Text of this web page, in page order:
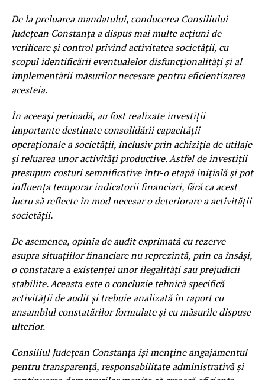
De la preluarea mandatului, conducerea Consiliului
Județean Constanța a dispus mai multe acțiuni de
verificare și control privind activitatea societății, cu
scopul identificării eventualelor disfuncționalități și al
implementării măsurilor necesare pentru eficientizarea
acesteia.
În aceeași perioadă, au fost realizate investiții
importante destinate consolidării capacității
operaționale a societății, inclusiv prin achiziția de utilaje
și reluarea unor activități productive. Astfel de investiții
presupun costuri semnificative într-o etapă inițială și pot
influența temporar indicatorii financiari, fără ca acest
lucru să reflecte în mod necesar o deteriorare a activității
societății.
De asemenea, opinia de audit exprimată cu rezerve
asupra situațiilor financiare nu reprezintă, prin ea însăși,
o constatare a existenței unor ilegalități sau prejudicii
stabilite. Aceasta este o concluzie tehnică specifică
activității de audit și trebuie analizată în raport cu
ansamblul constatărilor formulate și cu măsurile dispuse
ulterior.
Consiliul Județean Constanța își menține angajamentul
pentru transparență, responsabilitate administrativă și